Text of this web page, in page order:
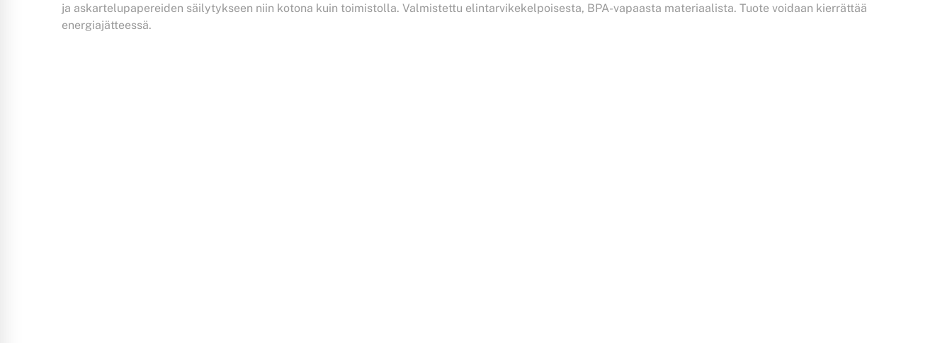
ja askartelupapereiden säilytykseen niin kotona kuin toimistolla. Valmistettu elintarvikekelpoisesta, BPA-vapaasta materiaalista. Tuote voidaan kierrättää
energiajätteessä.